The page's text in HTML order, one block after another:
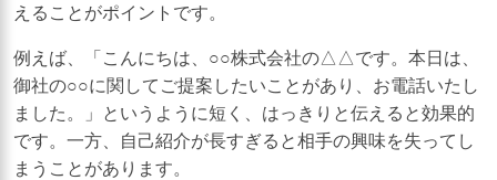
えることがポイントです。
例えば、「こんにちは、○○株式会社の△△です。本日は、
御社の○○に関してご提案したいことがあり、お電話いたし
ました。」というように短く、はっきりと伝えると効果的
です。一方、自己紹介が長すぎると相手の興味を失ってし
まうことがあります。